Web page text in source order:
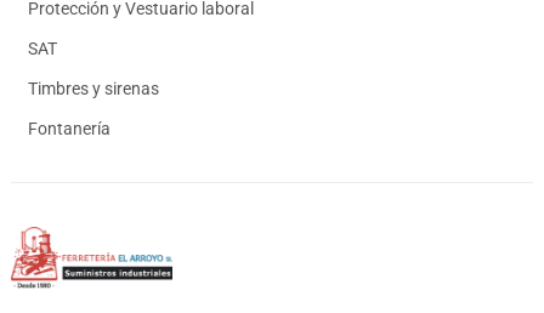
Protección y Vestuario laboral
SAT
Timbres y sirenas
Fontanería